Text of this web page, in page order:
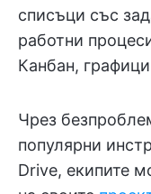
списъци със
работни
Канбан,
Чрез
популярни
Drive, екипите